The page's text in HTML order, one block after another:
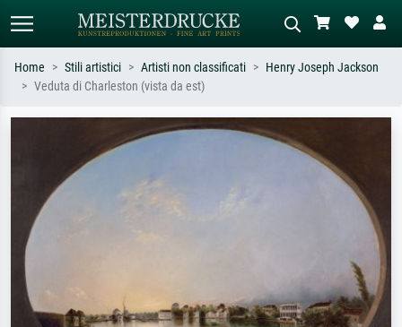
Cerca per artista, titolo o stile – es.
Monet, Notte stellata,
Impressionismo, onda di Hokusai,
Descrivi la scena – es. prato verde,
astratto con molto rosso, dipinto a
olio scuro, nudo in piedi vicino a un
Home Stili artistici Artisti non classificati
Henry Joseph Jackson
Veduta di Charleston (vista da est)